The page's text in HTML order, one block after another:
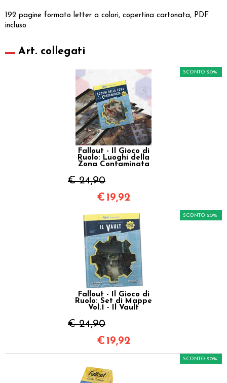
192 pagine formato letter a colori, copertina cartonata, PDF
incluso.
Art. collegati
Fallout - Il Gioco di
Ruolo: Luoghi della
Zona Contaminata
€ 24,90
SCONTO 20%
€ 19,92
Fallout - Il Gioco di
Ruolo: Set di Mappe
Vol.1 - Il Vault
€ 24,90
SCONTO 20%
€ 19,92
SCONTO 20%